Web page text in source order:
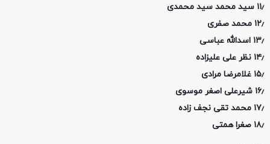
۱۱٫ سید محمد سید محمدی
۱۲٫ محمد صفری
۱۳٫ اسدالله عباسی
۱۴٫ نظر علی علیزاده
۱۵٫ غلامرضا مرادی
۱۶٫ شیرعلی اصغر موسوی
۱۷٫ محمد تقی نجف زاده
۱۸٫ صغرا همتی